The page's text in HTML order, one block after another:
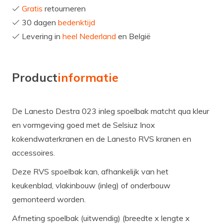
Gratis retourneren
30 dagen bedenktijd
Levering in heel Nederland en België
Productinformatie
De Lanesto Destra 023 inleg spoelbak matcht qua kleur
en vormgeving goed met de Selsiuz Inox
kokendwaterkranen en de Lanesto RVS kranen en
accessoires.
Deze RVS spoelbak kan, afhankelijk van het
keukenblad, vlakinbouw (inleg) of onderbouw
gemonteerd worden.
Afmeting spoelbak (uitwendig) (breedte x lengte x